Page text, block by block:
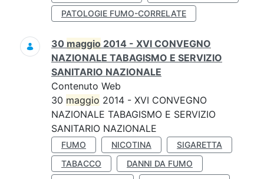
PATOLOGIE FUMO-CORRELATE
30 maggio 2014 - XVI CONVEGNO
NAZIONALE TABAGISMO E SERVIZIO
SANITARIO NAZIONALE
Contenuto Web
30 maggio 2014 - XVI CONVEGNO
NAZIONALE TABAGISMO E SERVIZIO
SANITARIO NAZIONALE
FUMO NICOTINA
SIGARETTA
TABACCO
DANNI DA FUMO